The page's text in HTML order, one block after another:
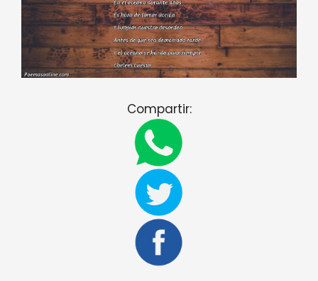
Compartir: